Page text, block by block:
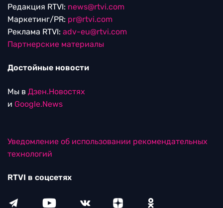
Редакция RTVI: news@rtvi.com
Маркетинг/PR: pr@rtvi.com
Реклама RTVI: adv-eu@rtvi.com
Партнерские материалы
Достойные новости
Мы в Дзен.Новостях
и Google.News
Уведомление об использовании рекомендательных
технологий
RTVI в соцсетях